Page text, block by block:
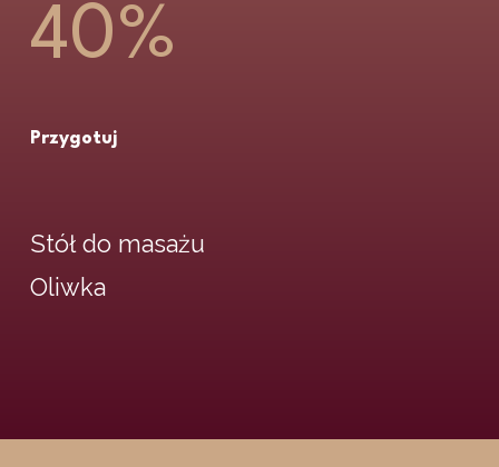
40%
Przygotuj
Stół do masażu
Oliwka